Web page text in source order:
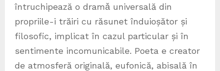
întruchipează o dramǎ universală din
propriile-i trăiri cu răsunet înduioșător și
filosofic, implicat în cazul particular și în
sentimente incomunicabile. Poeta e creator
de atmosferă originală, eufonică, abisală în